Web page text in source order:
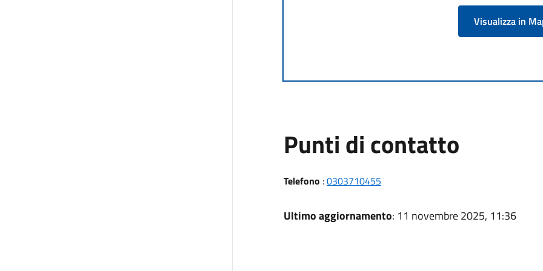
Visualizza in
Punti di contatto
Telefono :0303710455
Ultimo aggiornamento: 11 novembre 2025, 11:36